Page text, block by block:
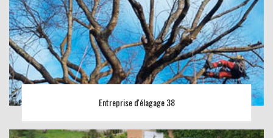
Entreprise d'élagage 38